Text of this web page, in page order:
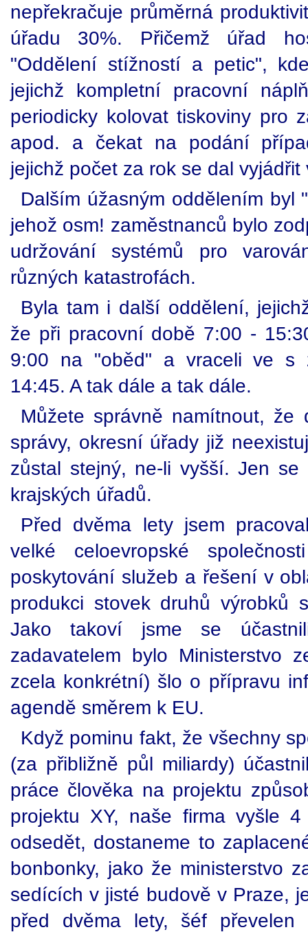
nepřekračuje průměrná
úřadu 30%. Přičemž úřad
"Oddělení stížností a petic",
jejichž kompletní pracovní
periodicky kolovat tiskoviny pro
apod. a čekat na podání
jejichž počet za rok se dal
Dalším úžasným oddělením byl
jehož osm! zaměstnanců bylo
udržování systémů pro
různých katastrofách.
Byla tam i další oddělení,
že při pracovní době 7:00 -
9:00 na "oběd" a vraceli ve s
14:45. A tak dále a tak dále.
Můžete správně namítnout,
správy, okresní úřady již
zůstal stejný, ne-li vyšší. Jen se
krajských úřadů.
Před dvěma lety jsem
velké celoevropské
poskytování služeb a řešení v
produkci stovek druhů výrobků
Jako takoví jsme se
zadavatelem bylo Ministerstvo
zcela konkrétní) šlo o přípravu
agendě směrem k EU.
Když pominu fakt, že všechny
(za přibližně půl miliardy)
práce člověka na projektu
projektu XY, naše firma vyšle
odsedět, dostaneme to
bonbonky, jako že ministerstvo
sedících v jisté budově v Praze,
před dvěma lety, šéf